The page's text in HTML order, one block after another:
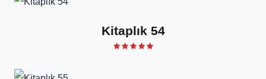
Kitaplık 54